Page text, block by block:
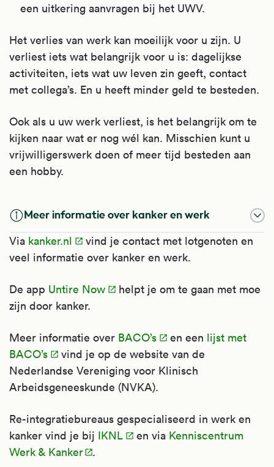
een uitkering aanvragen bij het UWV.
Het verlies van werk kan moeilijk voor u zijn. U
verliest iets wat belangrijk voor u is: dagelijkse
activiteiten, iets wat uw leven zin geeft, contact
met collega’s. En u heeft minder geld te besteden.
Ook als u uw werk verliest, is het belangrijk om te
kijken naar wat er nog wél kan. Misschien kunt u
vrijwilligerswerk doen of meer tijd besteden aan
een hobby.
Meer informatie over kanker en werk
Via kanker.nl
vind je contact met lotgenoten en
veel informatie over kanker en werk.
De app Untire Now
helpt je om te gaan met moe
zijn door kanker.
Meer informatie over BACO’s en een lijst met
BACO’s
vind je op de website van de
Nederlandse Vereniging voor Klinisch
Arbeidsgeneeskunde (NVKA).
Re-integratiebureaus gespecialiseerd in werk en
kanker vind je bij IKNL en via Kenniscentrum
Werk & Kanker
.